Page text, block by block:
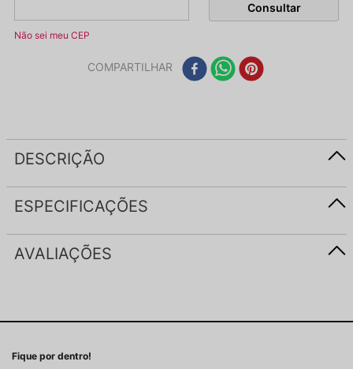
Não sei meu CEP
COMPARTILHAR
DESCRIÇÃO
ESPECIFICAÇÕES
AVALIAÇÕES
Fique por dentro!